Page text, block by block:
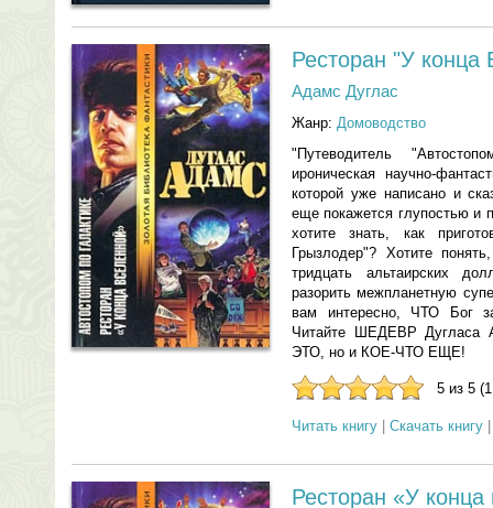
Ресторан "У конца
Адамс Дуглас
Жанр: Домоводство
"Путеводитель
ироническая научно-
которой уже написано и
еще покажется глупостью и
хотите знать, как
Грызлодер"? Хотите
тридцать альтаирских
разорить межпланетную
вам интересно, ЧТО Бог
Читайте ШЕДЕВР Дугласа
ЭТО, но и КОЕ-ЧТО ЕЩЕ!
5 из 5
Читать книгу Скачать книгу
Ресторан «У конца